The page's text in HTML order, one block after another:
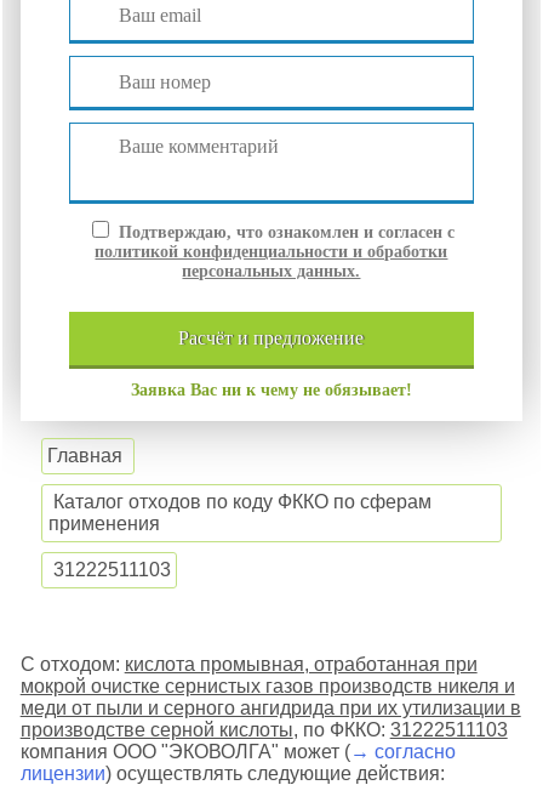
Подтверждаю, что ознакомлен и согласен с
политикой конфиденциальности и обработки
персональных данных.
расчёт ипредложение
Заявка Вас ни к чему не обязывает!
Главная
Каталог отходов по коду ФККО по сферам
применения
31222511103
С отходом: кислота промывная, отработанная при
мокрой очистке сернистых газов производств никеля и
меди от пыли и серного ангидрида при их утилизации в
производстве серной кислоты, по ФККО: 31222511103
компания ООО "ЭКОВОЛГА" может (→ согласно
лицензии) осуществлять следующие действия: